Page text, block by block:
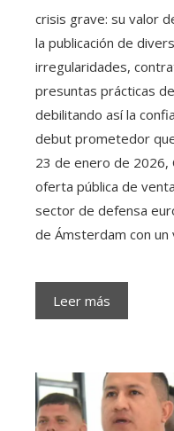
crisis grave: su valor
la publicación de
irregularidades,
presuntas prácticas
debilitando así la
debut prometedor
23 de enero de 2026,
oferta pública de
sector de defensa
de Ámsterdam con un
Leer más